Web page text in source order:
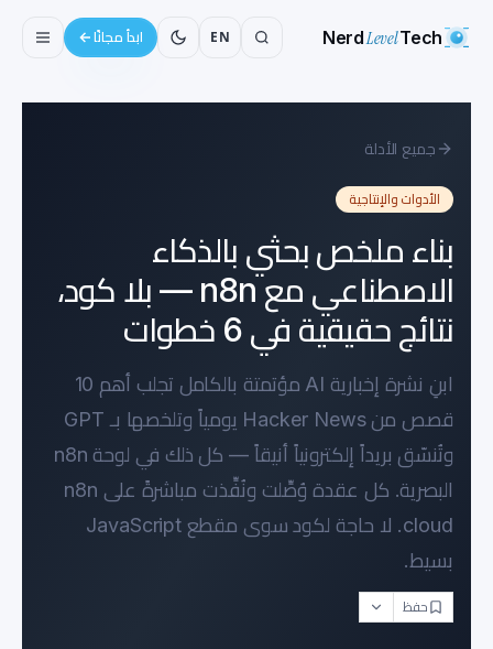
NerdLevelTech
EN ابدأ مجانًا
جميع الأدلة
الأدوات والإنتاجية
بناء ملخص بحثي بالذكاء
الاصطناعي مع n8n — بلا كود،
نتائج حقيقية في 6 خطوات
ابنِ نشرة إخبارية AI مؤتمتة بالكامل تجلب أهم 10
قصص من Hacker News يومياً وتلخصها بـ GPT
وتُنسّق بريداً إلكترونياً أنيقاً — كل ذلك في لوحة n8n
البصرية. كل عقدة وُصِّلت ونُفِّذت مباشرةً على n8n
cloud. لا حاجة لكود سوى مقطع JavaScript
بسيط.
حفظ